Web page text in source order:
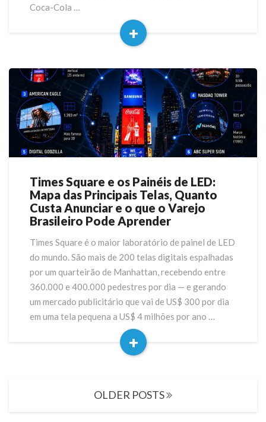
Sentido
Coca-Cola …
+
Read
Times
Square
e
os
de
LED:
Mapa
das
Principais
Times Square e os Painéis de LED:
Mapa das Principais Telas, Quanto
Custa Anunciar e o que o Varejo
Brasileiro Pode Aprender
Times Square é o maior laboratório de painel de LED
do mundo. São mais de 200 telas digitais espalhadas
por um quarteirão de Manhattan, recebendo entre
360.000 e 400.000 pedestres por dia — e gerando
um mercado publicitário que vai de US$ 300 por dia
em uma tela pequena a US$ 4 milhões por ano …
+
Read
OLDER POSTS